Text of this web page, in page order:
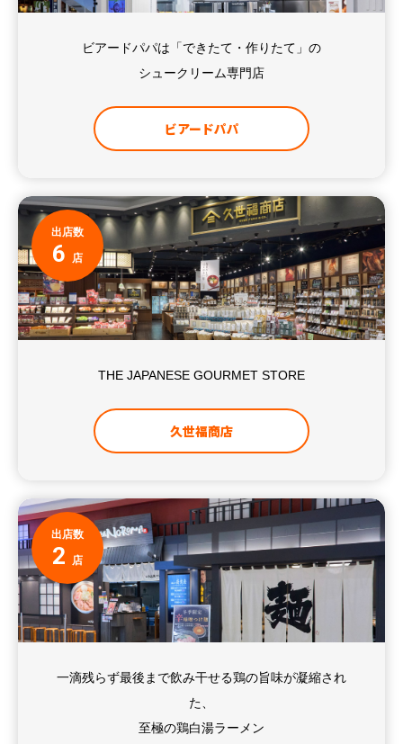
ビアードパパは「できたて・作りたて」の
シュークリーム専門店
ビアードパパ
出店数
6 店
THE JAPANESE GOURMET STORE
久世福商店
出店数
2 店
一滴残らず最後まで飲み干せる鶏の旨味が凝縮され
た、
至極の鶏白湯ラーメン